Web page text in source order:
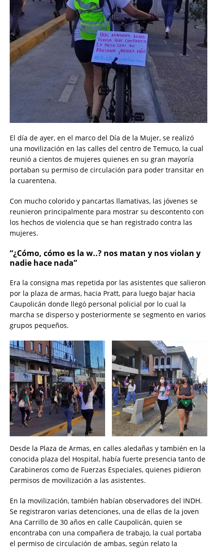
El día de ayer, en el marco del Día de la Mujer, se realizó
una movilización en las calles del centro de Temuco, la cual
reunió a cientos de mujeres quienes en su gran mayoría
portaban su permiso de circulación para poder transitar en
la cuarentena.
Con mucho colorido y pancartas llamativas, las jóvenes se
reunieron principalmente para mostrar su descontento con
los hechos de violencia que se han registrado contra las
mujeres.
“¿Cómo, cómo es la w..? nos matan y nos violan y
nadie hace nada”
Era la consigna mas repetida por las asistentes que salieron
por la plaza de armas, hacia Pratt, para luego bajar hacia
Caupolicán donde llegó personal policial por lo cual la
marcha se disperso y posteriormente se segmento en varios
grupos pequeños.
Desde la Plaza de Armas, en calles aledañas y también en la
conocida plaza del Hospital, había fuerte presencia tanto de
Carabineros como de Fuerzas Especiales, quienes pidieron
permisos de movilización a las asistentes.
En la movilización, también habían observadores del INDH.
Se registraron varias detenciones, una de ellas de la joven
Ana Carrillo de 30 años en calle Caupolicán, quien se
encontraba con una compañera de trabajo, la cual portaba
el permiso de circulación de ambas, según relato la